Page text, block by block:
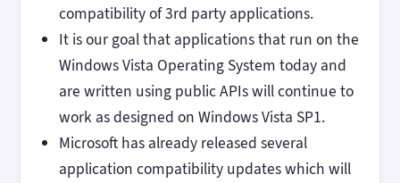
compatibility of 3rd party applications.
It is our goal that applications that run on the
Windows Vista Operating System today and
are written using public APIs will continue to
work as designed on Windows Vista SP1.
Microsoft has already released several
application compatibility updates which will